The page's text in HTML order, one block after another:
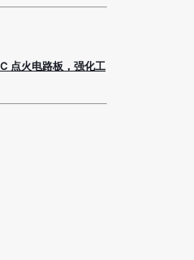
点火电路板，强化工